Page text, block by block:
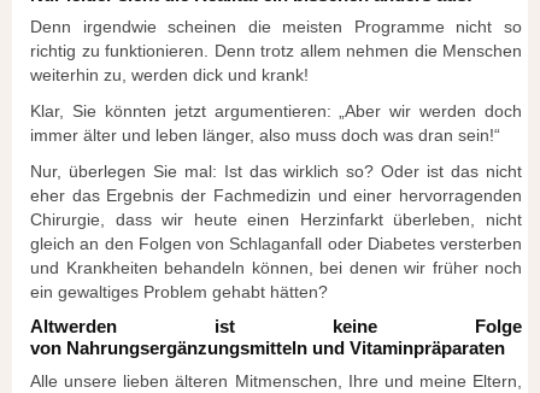
Denn irgendwie scheinen die meisten Programme nicht so
richtig zu funktionieren. Denn trotz allem nehmen die Menschen
weiterhin zu, werden dick und krank!
Klar, Sie könnten jetzt argumentieren: „Aber wir werden doch
immer älter und leben länger, also muss doch was dran sein!“
Nur, überlegen Sie mal: Ist das wirklich so? Oder ist das nicht
eher das Ergebnis der Fachmedizin und einer hervorragenden
Chirurgie, dass wir heute einen Herzinfarkt überleben, nicht
gleich an den Folgen von Schlaganfall oder Diabetes versterben
und Krankheiten behandeln können, bei denen wir früher noch
ein gewaltiges Problem gehabt hätten?
Altwerden ist keine Folge
von Nahrungsergänzungsmitteln und Vitaminpräparaten
Alle unsere lieben älteren Mitmenschen, Ihre und meine Eltern,